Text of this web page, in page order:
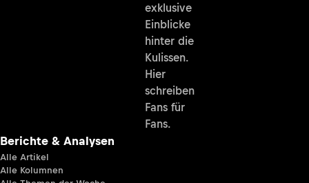
exklusive
Einblicke
hinter die
Kulissen.
Hier
schreiben
Fans für
Fans.
Berichte & Analysen
Alle Artikel
Alle Kolumnen